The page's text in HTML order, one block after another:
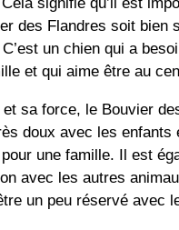
signifie qu’il est
des Flandres soit bien
un chien qui a
et qui aime être au
sa force, le Bouvier
doux avec les enfants
une famille. Il est
avec les autres
un peu réservé avec